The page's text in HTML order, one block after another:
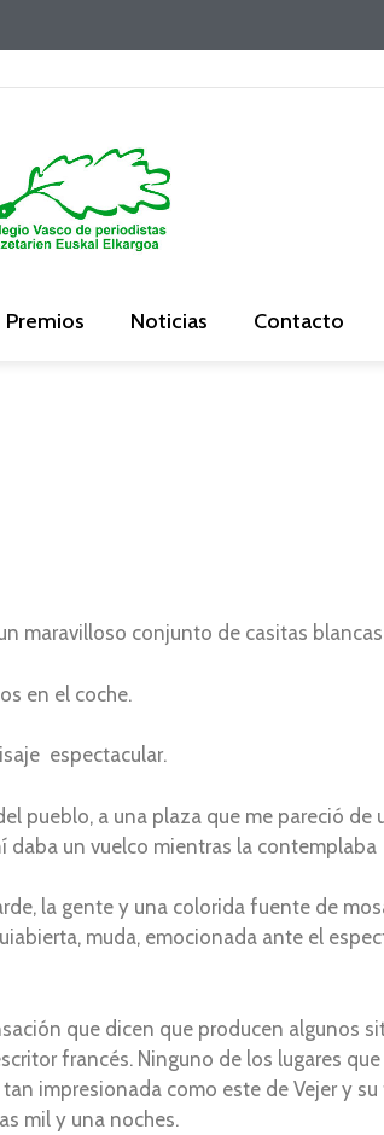
Premios Noticias Contacto
maravilloso conjunto de casitas
en el coche.
espectacular.
pueblo, a una plaza que me pareció de
daba un vuelco mientras la contemplaba
la gente y una colorida fuente de
muda, emocionada ante el
que dicen que producen algunos
francés. Ninguno de los lugares
impresionada como este de Vejer y
mil y una noches.